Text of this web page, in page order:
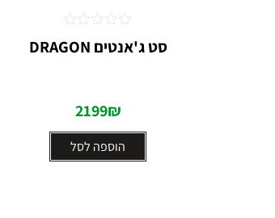
סט ג'אנטים DRAGON
2199₪
הוספה לסל
0